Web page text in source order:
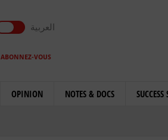
العربية
ABONNEZ-VOUS
OPINION NOTES & DOCS SUCCESS